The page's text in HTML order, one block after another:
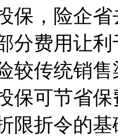
保，险企
分费用让
较传统销售
保可节省
限折令的